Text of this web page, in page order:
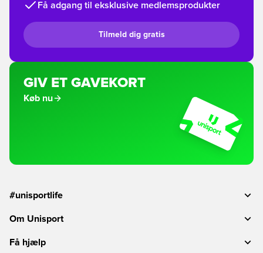
Få adgang til eksklusive medlemsprodukter
Tilmeld dig gratis
GIV ET GAVEKORT
Køb nu
#unisportlife
Om Unisport
Få hjælp